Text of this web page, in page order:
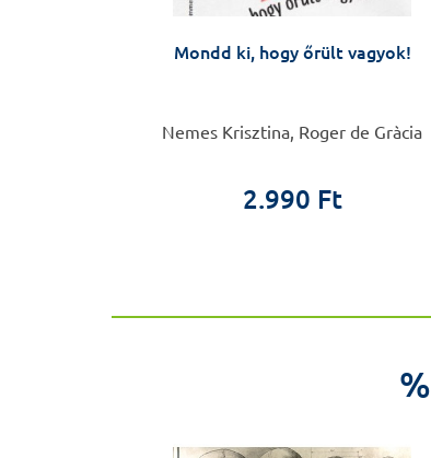
Mondd ki, hogy őrült vagyok!
Nemes Krisztina, Roger de Gràcia
2.990 Ft
%